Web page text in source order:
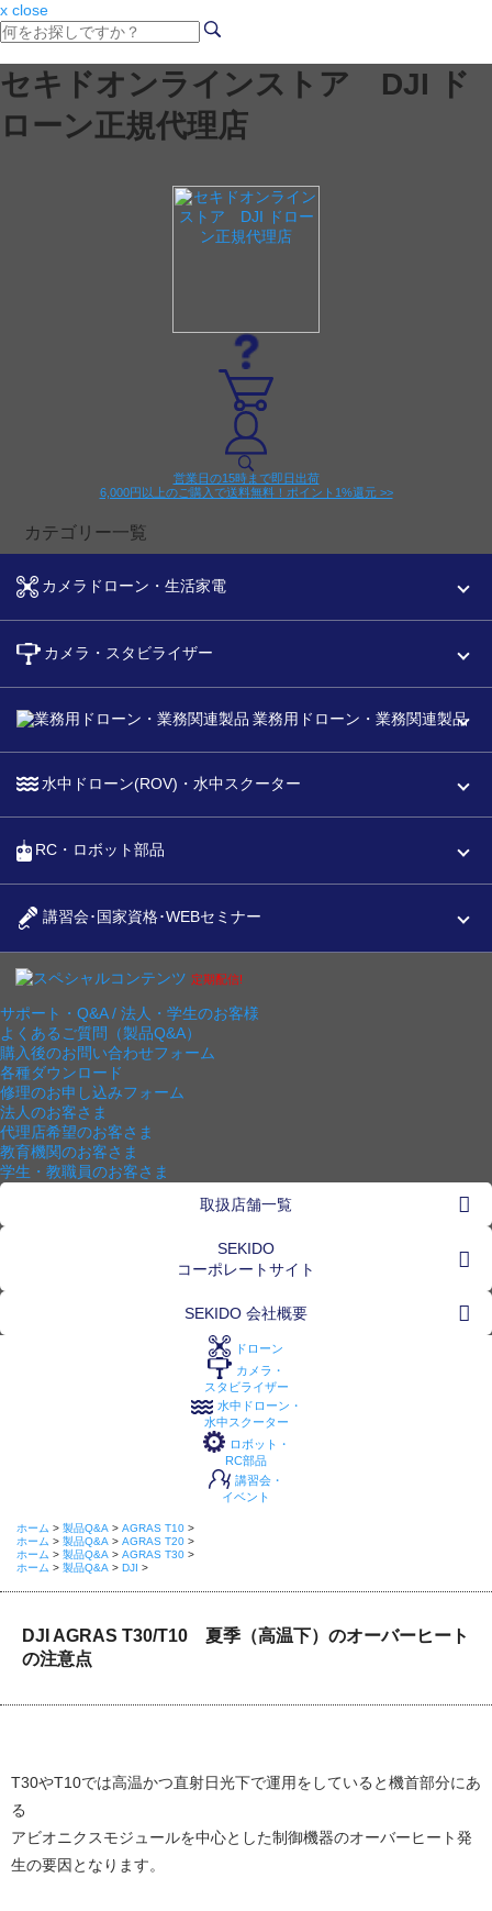
x close
セキドオンラインストア DJI ド
ローン正規代理店
営業日の15時まで即日出荷
6,000円以上のご購入で送料無料！ポイント1%還元 >>
カテゴリー一覧
カメラドローン・生活家電
カメラ・スタビライザー
業務用ドローン・業務関連製品
水中ドローン(ROV)・水中スクーター
RC・ロボット部品
講習会･国家資格･WEBセミナー
スペシャルコンテンツ 定期配信!
サポート・Q&A / 法人・学生のお客様
よくあるご質問（製品Q&A）
購入後のお問い合わせフォーム
各種ダウンロード
修理のお申し込みフォーム
法人のお客さま
代理店希望のお客さま
教育機関のお客さま
学生・教職員のお客さま
取扱店舗一覧
SEKIDO
コーポレートサイト
SEKIDO 会社概要
ドローン
カメラ・
スタビライザー
水中ドローン・
水中スクーター
ロボット・
RC部品
講習会・
イベント
ホーム > 製品Q&A > AGRAS T10 >
ホーム > 製品Q&A > AGRAS T20 >
ホーム > 製品Q&A > AGRAS T30 >
ホーム > 製品Q&A > DJI >
DJI AGRAS T30/T10 夏季（高温下）のオーバーヒート
の注意点
T30やT10では高温かつ直射日光下で運用をしていると機首部分にあ
る
アビオニクスモジュールを中心とした制御機器のオーバーヒート発
生の要因となります。